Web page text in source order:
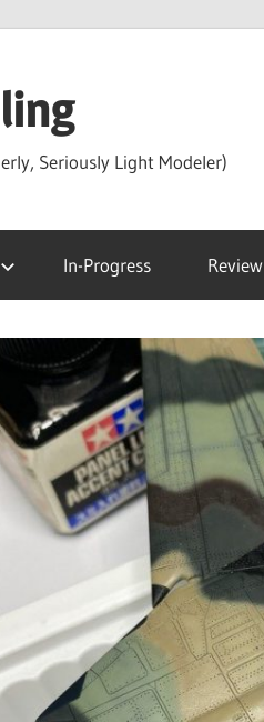
Seriously Light Modeler)
In-Progress Review